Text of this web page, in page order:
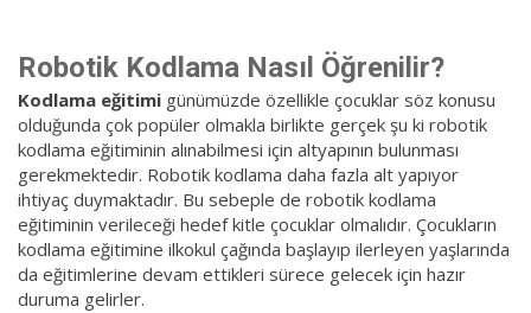
Robotik Kodlama Nasıl Öğrenilir?
Kodlama eğitimi günümüzde özellikle çocuklar söz konusu
olduğunda çok popüler olmakla birlikte gerçek şu ki robotik
kodlama eğitiminin alınabilmesi için altyapının bulunması
gerekmektedir. Robotik kodlama daha fazla alt yapıyor
ihtiyaç duymaktadır. Bu sebeple de robotik kodlama
eğitiminin verileceği hedef kitle çocuklar olmalıdır. Çocukların
kodlama eğitimine ilkokul çağında başlayıp ilerleyen yaşlarında
da eğitimlerine devam ettikleri sürece gelecek için hazır
duruma gelirler.